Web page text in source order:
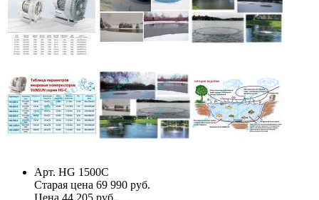
Арт. HG 1500C
Старая цена 69 990 руб.
Цена 44 205 руб.